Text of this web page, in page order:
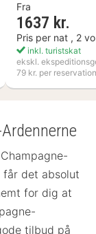
Mat & Vingård
Fra
1637 kr.
Pris per nat , 2
inkl. turistskat
ekskl.
79 kr. per reservation
får det absolut
for dig at
tilbud på